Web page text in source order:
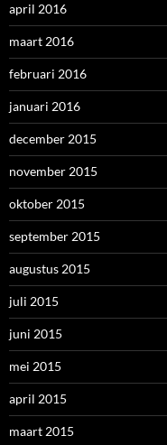
april 2016
maart 2016
februari 2016
januari 2016
december 2015
november 2015
oktober 2015
september 2015
augustus 2015
juli 2015
juni 2015
mei 2015
april 2015
maart 2015